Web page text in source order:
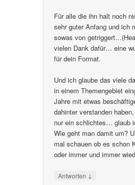
Für alle die ihn halt noch
sehr guter Anfang und ich
sowas von
vielen Dank dafür… eine
für dein Format.
Und ich glaube das viele
in einem Themengebiet
Jahre mit etwas
dahinter verstanden
nur ein schlichtes… glaub
Wie geht man damit um?
mal schauen ob es schon
oder immer und immer
Antworten ↓